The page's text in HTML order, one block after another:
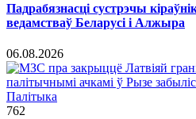
Падрабязнасці сустрэчы
ведамстваў Беларусі і Алжыра
06.08.2026
Палітыка
762